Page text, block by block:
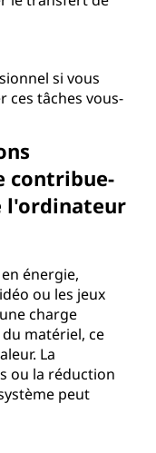
si vous
ces tâches vous-
contribue-
l'ordinateur
énergie,
ou les jeux
charge
matériel, ce
La
ou la réduction
peut